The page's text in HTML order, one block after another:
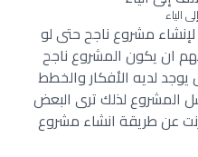
الياء
مشروع ناجح حتى لو
ان يكون المشروع ناجح
لديه الأفكار والخطط
المشروع لذلك ترى البعض
عن طريقة انشاء مشروع